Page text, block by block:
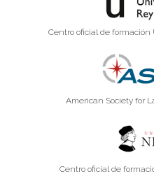
Centro oficial de
American Society for
Centro oficial de